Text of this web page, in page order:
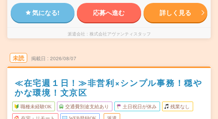
気になる! 応募へ進む 詳しく見る
派遣会社 株式会社アヴァンティスタッフ
未読 掲載日 2026/08/07
≪在宅週１日！≫非営利×シンプル事務！穏や
かな環境！文京区
職種未経験OK 交通費別途支給あり 土日祝日が休み 残業なし
在宅・リモート WEB登録OK 派遣